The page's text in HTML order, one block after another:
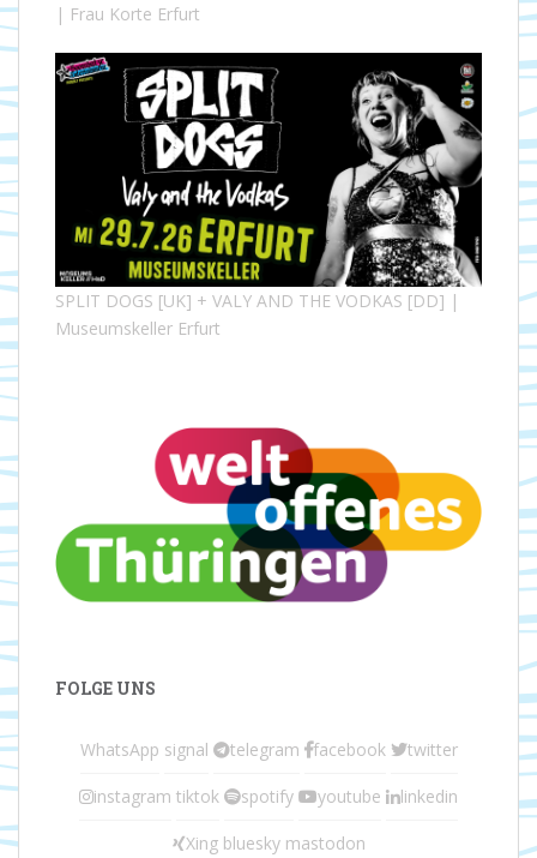
| Frau Korte Erfurt
SPLIT DOGS [UK] + VALY AND THE VODKAS [DD] |
Museumskeller Erfurt
FOLGE UNS
WhatsApp signal telegram facebook twitter
instagram tiktok spotify youtube linkedin
Xing bluesky mastodon